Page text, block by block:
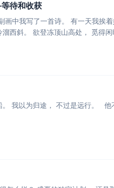
待和收获
前方。我给她看我这幅画，让她用母语念我写的诗。 《等新茶》